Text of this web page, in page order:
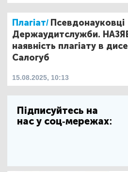
Плагіат/ Псевдонауковці
Держаудитслужби.
наявність плагіату в
Салогуб
15.08.2025, 10:13
Підписуйтесь на
нас у соц-мережах: